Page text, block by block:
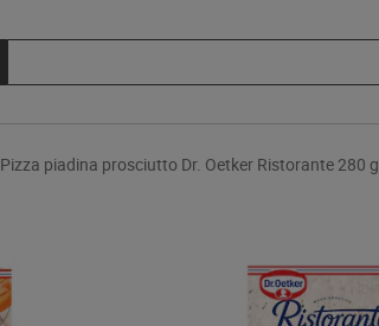
Pizza piadina prosciutto Dr. Oetker Ristorante 280 g